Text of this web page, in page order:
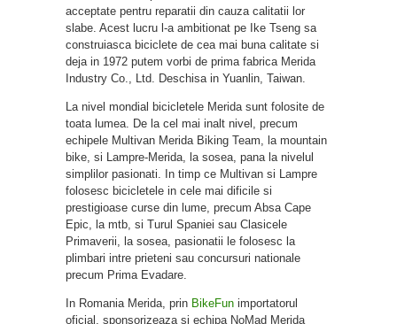
acceptate pentru reparatii din cauza calitatii lor
slabe. Acest lucru l-a ambitionat pe Ike Tseng sa
construiasca biciclete de cea mai buna calitate si
deja in 1972 putem vorbi de prima fabrica Merida
Industry Co., Ltd. Deschisa in Yuanlin, Taiwan.
La nivel mondial bicicletele Merida sunt folosite de
toata lumea. De la cel mai inalt nivel, precum
echipele Multivan Merida Biking Team, la mountain
bike, si Lampre-Merida, la sosea, pana la nivelul
simplilor pasionati. In timp ce Multivan si Lampre
folosesc bicicletele in cele mai dificile si
prestigioase curse din lume, precum Absa Cape
Epic, la mtb, si Turul Spaniei sau Clasicele
Primaverii, la sosea, pasionatii le folosesc la
plimbari intre prieteni sau concursuri nationale
precum Prima Evadare.
In Romania Merida, prin BikeFun importatorul
oficial, sponsorizeaza si echipa NoMad Merida